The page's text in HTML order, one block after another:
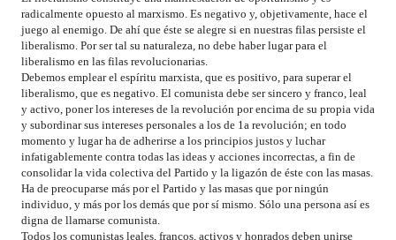
radicalmente opuesto al marxismo. Es negativo y, objetivamente, hace el
juego al enemigo. De ahí que éste se alegre si en nuestras filas persiste el
liberalismo. Por ser tal su naturaleza, no debe haber lugar para el
liberalismo en las filas revolucionarias.
Debemos emplear el espíritu marxista, que es positivo, para superar el
liberalismo, que es negativo. El comunista debe ser sincero y franco, leal
y activo, poner los intereses de la revolución por encima de su propia vida
y subordinar sus intereses personales a los de 1a revolución; en todo
momento y lugar ha de adherirse a los principios justos y luchar
infatigablemente contra todas las ideas y acciones incorrectas, a fin de
consolidar la vida colectiva del Partido y la ligazón de éste con las masas.
Ha de preocuparse más por el Partido y las masas que por ningún
individuo, y más por los demás que por sí mismo. Sólo una persona así es
digna de llamarse comunista.
Todos los comunistas leales, francos, activos y honrados deben unirse